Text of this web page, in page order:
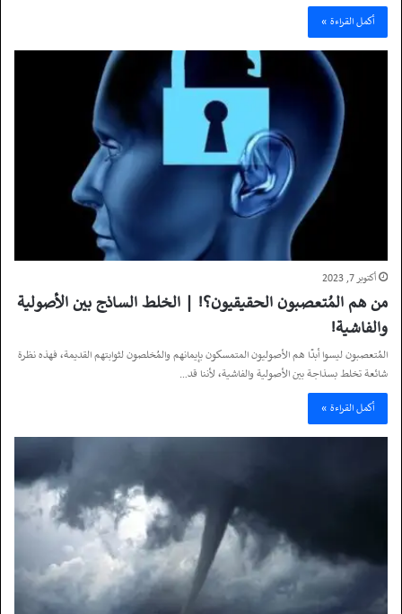
أكمل القراءة »
أكتوبر 7, 2023
من هم المُتعصبون الحقيقيون؟! | الخلط الساذج بين الأصولية
والفاشية!
المُتعصبون ليسوا أبدًا هم الأصوليون المتمسكون بإيمانهم والمُخلصون لثوابتهم القديمة، فهذه نظرة
شائعة تخلط بسذاجة بين الأصولية والفاشية، لأننا قد…
أكمل القراءة »